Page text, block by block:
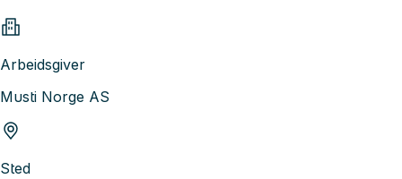
Arbeidsgiver
Musti Norge AS
Sted